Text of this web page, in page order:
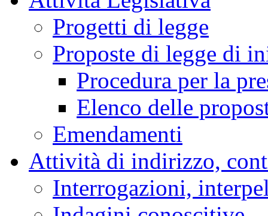
Progetti di legge
Proposte di legge di
Procedura per la
Elenco delle
Emendamenti
Attività di indirizzo,
Interrogazioni,